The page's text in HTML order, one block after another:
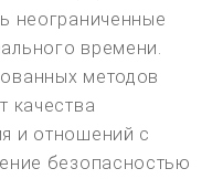
неограниченные
времени.
методов
качества
и отношений с
безопасностью